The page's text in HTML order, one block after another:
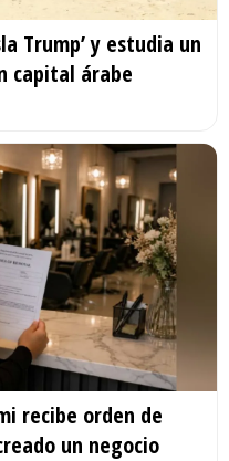
Trump’ y estudia un
capital árabe
recibe orden de
un negocio